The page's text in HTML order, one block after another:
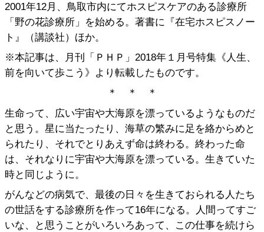
2001年12月、鳥取市内にてホスピスケアのある診療所
「野の花診療所」を始める。著書に『在宅ホスピスノー
ト』（講談社）ほか。
※本記事は、月刊「ＰＨＰ」2018年１月号特集《人生、
前を向いて歩こう》より転載したものです。
＊ ＊ ＊
生命って、広い宇宙や大海原を漂っているようなものだ
と思う。星に当たったり、海草の繁みに足を絡からめと
られたり、それでとりあえず命は終わる。終わった命
は、それなりに宇宙や大海原を漂っている。生きていた
時と同じように。
がんなどの病気で、最後の日々を生きておられる人たち
の世話をする診療所を作って16年になる。人間ってすご
いな、と思うことがいろいろあって、この仕事を続けら